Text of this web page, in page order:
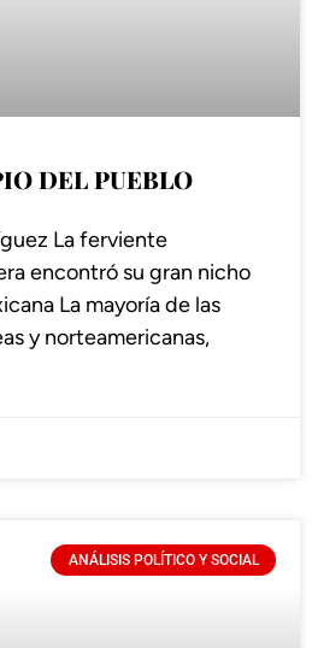
DEL PUEBLO
La ferviente
encontró su gran nicho
La mayoría de las
y norteamericanas,
ANÁLISIS POLÍTICO Y SOCIAL